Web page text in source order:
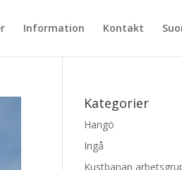
Information Kontakt
Kategorier
Hangö
Ingå
Kustbanan